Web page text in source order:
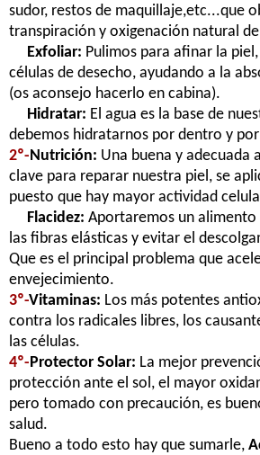
sudor, restos de maquillaje,etc...que
transpiración y oxigenación natural
Exfoliar: Pulimos para afinar la
células de desecho, ayudando a la
(os aconsejo hacerlo en cabina).
Hidratar: El agua es la base de
debemos hidratarnos por dentro y
2º- Nutrición: Una buena y adecuada
clave para reparar nuestra piel, se
puesto que hay mayor actividad
Flacidez: Aportaremos un
las fibras elásticas y evitar el
Que es el principal problema que
envejecimiento.
3º-Vitaminas: Los más potentes
contra los radicales libres, los
las células.
4º- Protector Solar: La mejor
protección ante el sol, el mayor
pero tomado con precaución, es
salud.
Bueno a todo esto hay que sumarle,